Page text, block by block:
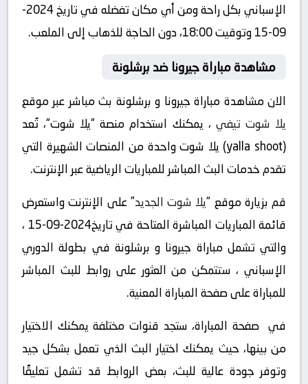
الإسباني بكل راحة ومن أي مكان تفضله في تاريخ 2024-
09-15 وتوقيت 18:00، دون الحاجة للذهاب إلى الملعب.
مشاهدة مباراة جيرونا ضد برشلونة
الان مشاهدة مباراة جيرونا و برشلونة بث مباشر عبر موقع
يلا شوت تيفي ، يمكنك استخدام منصة “يلا شوت“، تُعد
(yalla shoot) يلا شوت واحدة من المنصات الشهيرة التي
تقدم خدمات البث المباشر للمباريات الرياضية عبر الإنترنت.
قم بزيارة موقع “يلا شوت الجديد” على الإنترنت واستعرض
قائمة المباريات المباشرة المتاحة في تاريخ2024-09-15 ،
والتي تشمل مباراة جيرونا و برشلونة في بطولة الدوري
الإسباني ، ستتمكن من العثور على روابط للبث المباشر
للمباراة على صفحة المباراة المعنية.
في صفحة المباراة، ستجد قنوات مختلفة يمكنك الاختيار
من بينها، حيث يمكنك اختيار البث الذي تعمل بشكل جيد
وتوفر جودة عالية للبث، بعض الروابط قد تشمل تعليقًا